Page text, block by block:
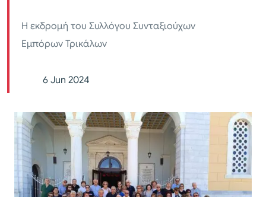
Η εκδρομή του Συλλόγου Συνταξιούχων
Εμπόρων Τρικάλων
6 Jun 2024